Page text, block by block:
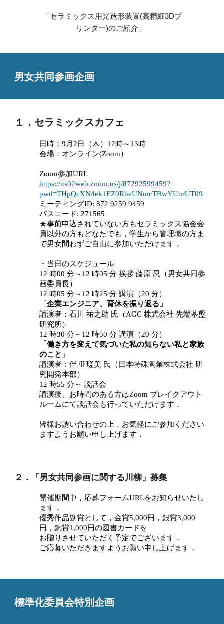
「セラミックス用光造形装置(高精細3Dプ
リンター)のご紹介」
男女共同参画企画
１．セラミックスカフェ
日時：9月2日（木）12時～13時
会場：オンライン(Zoom）
Zoom参加URL
https://us02web.zoom.us/j/87292599459?
pwd=THpQcXN4ek1EZ0RheUNmcTBwYUorUT09
ミーティングID: 872 9259 9459
パスコード: 271565
★事前申込されていない方もセラミックス協会会
員以外の方もどなたでも，学生から管理職の方ま
で男女問わずご自由に参加いただけます．
・当日のスケジュール
12 時00 分～12 時05 分 挨拶 藤原 忍（男女共同参
画委員長）
12 時05 分～12 時25 分 講演（20 分）
「企業エンジニア、育休を振り返る」
講演者：石川 祐之助 氏（AGC 株式会社 先端基盤
研究所）
12 時30 分～12 時50 分 講演（20 分）
「働き方を変えて気づいた私の知らない私と家族
のこと」
講演者：伴 亜瑳美 氏（日本特殊陶業株式会社 研
究開発本部）
12 時55 分～ 談話会
講演後、お時間のある方はZoom ブレイクアウト
ルームにて談話会も行っていただけます．
皆様お誘い合わせの上，お気軽にご参加ください
ますようお願い申し上げます．
２．「男女共同参画に関する川柳」募集
開催期間中，応募フォームURLをお知らせいたし
ます．
優秀作品副賞として，金賞5,000円，銀賞3,000
円，銅賞1,000円の図書カードを
お贈りさせていただく予定でございます．
ご応募いただきますようお願い申し上げます．
標準化委員会特別企画